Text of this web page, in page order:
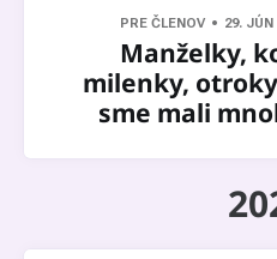
PRE ČLENOV 29. JÚN
Manželky,
milenky,
sme mali